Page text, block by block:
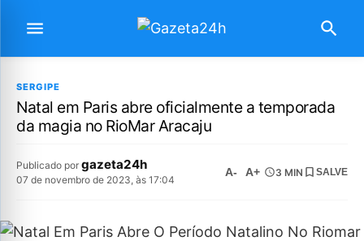
SERGIPE
Natal em Paris abre oficialmente a temporada
da magia no RioMar Aracaju
Publicado por gazeta24h
07 de novembro de 2023, às 17:04
A- A+ 3 MIN SALVE